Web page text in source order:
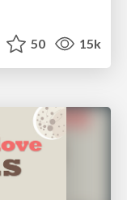
50 15k